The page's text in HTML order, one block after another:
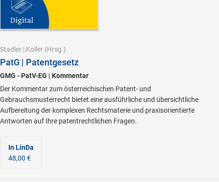
Stadler | Koller (Hrsg.)
PatG | Patentgesetz
GMG - PatV-EG | Kommentar
Der Kommentar zum österreichischen Patent- und
Gebrauchsmusterrecht bietet eine ausführliche und übersichtliche
Aufbereitung der komplexen Rechtsmaterie und praxisorientierte
Antworten auf Ihre patentrechtlichen Fragen.
In LinDa
48,00 €